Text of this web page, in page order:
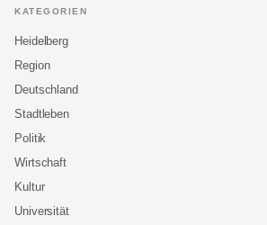
KATEGORIEN
Heidelberg
Region
Deutschland
Stadtleben
Politik
Wirtschaft
Kultur
Universität